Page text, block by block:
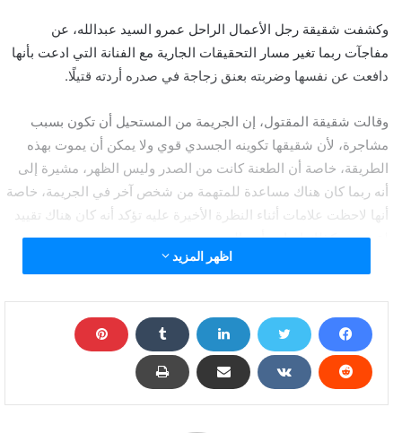
وكشفت شقيقة رجل الأعمال الراحل عمرو السيد عبدالله، عن
مفاجآت ربما تغير مسار التحقيقات الجارية مع الفنانة التي ادعت بأنها
دافعت عن نفسها وضربته بعنق زجاجة في صدره أردته قتيلًا.
وقالت شقيقة المقتول، إن الجريمة من المستحيل أن تكون بسبب
مشاجرة، لأن شقيقها تكوينه الجسدي قوي ولا يمكن أن يموت بهذه
الطريقة، خاصة أن الطعنة كانت من الصدر وليس الظهر، مشيرة إلى
أنه ربما كان هناك مساعدة للمتهمة من شخص آخر في الجريمة، خاصة
أنها لاحظت علامات أثناء النظرة الأخيرة عليه تؤكد أنه كان هناك تقييد
لقدميه، وكذلك إصابة بأحد القدمين.
سببها أزمة قلبية وهو ما تم إبلاغنا به في البداية” متهمة زوجته عبير
بيبرس بإخفاء الجرح وإلباسه ملابس نظيفة لتبدو الوفاة طبيعية.
وتابعت: “كاد يتم الدفن دون التوصل للحقيقة لولا العلامات التي
اظهر المزيد